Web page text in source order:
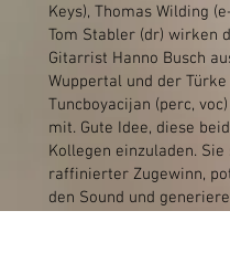
Keys), Thomas Wilding
Tom Stabler (dr) wirken
Gitarrist Hanno Busch
Wuppertal und der
Tuncboyacijan (perc,
mit. Gute Idee, diese
Kollegen einzuladen. Sie
raffinierter Zugewinn,
den Sound und